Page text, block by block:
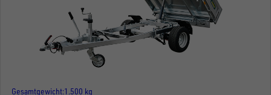
Gesamtgewicht 1.500 kg